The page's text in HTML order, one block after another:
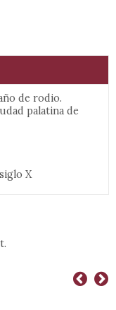
de rodio.
palatina de
X